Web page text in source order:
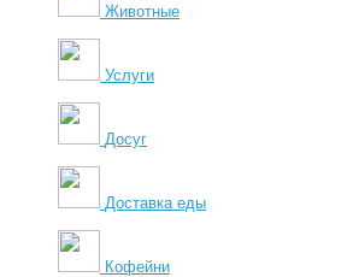
Животные
Услуги
Досуг
Доставка еды
Кофейни